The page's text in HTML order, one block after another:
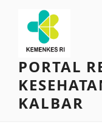
content
PORTAL
KALBAR